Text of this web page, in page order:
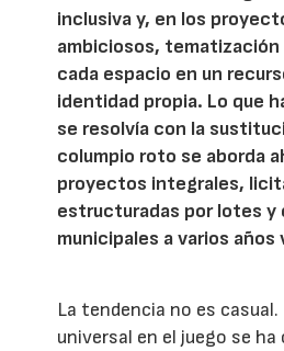
inclusiva y, en los
ambiciosos,
cada espacio en un
identidad propia. Lo que
se resolvía con la
columpio roto se aborda
proyectos integrales,
estructuradas por lotes y
municipales a varios años
La tendencia no es
universal en el juego se